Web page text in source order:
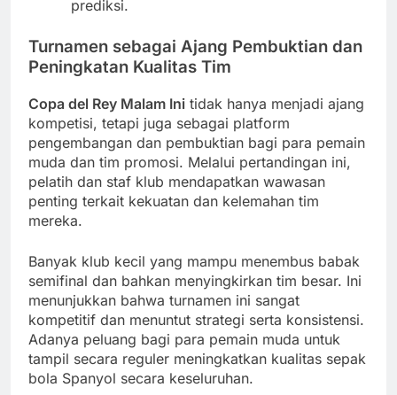
prediksi.
Turnamen sebagai Ajang Pembuktian dan
Peningkatan Kualitas Tim
Copa del Rey Malam Ini tidak hanya menjadi ajang
kompetisi, tetapi juga sebagai platform
pengembangan dan pembuktian bagi para pemain
muda dan tim promosi. Melalui pertandingan ini,
pelatih dan staf klub mendapatkan wawasan
penting terkait kekuatan dan kelemahan tim
mereka.
Banyak klub kecil yang mampu menembus babak
semifinal dan bahkan menyingkirkan tim besar. Ini
menunjukkan bahwa turnamen ini sangat
kompetitif dan menuntut strategi serta konsistensi.
Adanya peluang bagi para pemain muda untuk
tampil secara reguler meningkatkan kualitas sepak
bola Spanyol secara keseluruhan.